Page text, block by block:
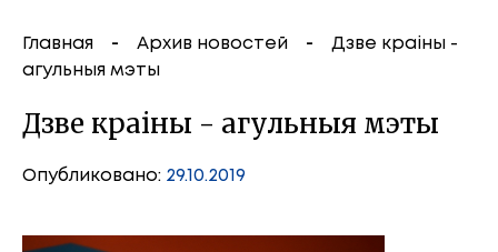
Главная Архив новостей
Дзве краiны -
агульныя мэты
Дзве краiны - агульныя мэты
Опубликовано: 29.10.2019